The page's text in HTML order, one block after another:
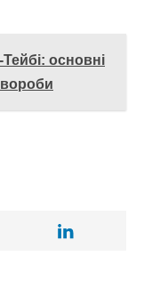
основні